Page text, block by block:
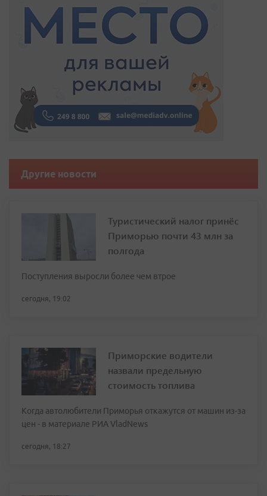
Другие новости
Туристический налог принёс
Приморью почти 43 млн за
полгода
Поступления выросли более чем втрое
сегодня, 19:02
Приморские водители
назвали предельную
стоимость топлива
Когда автолюбители Приморья откажутся от машин из-за
цен - в материале РИА VladNews
сегодня, 18:27